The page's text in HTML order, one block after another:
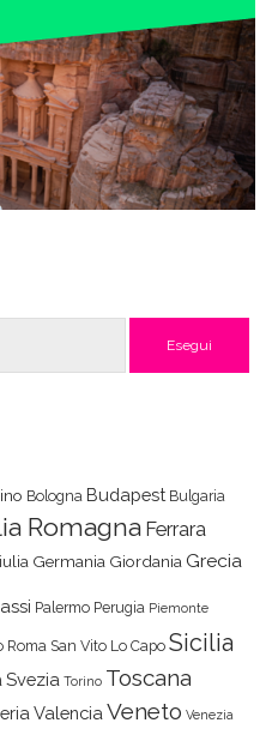
Bologna Budapest Bulgaria
Romagna Ferrara
Germania Giordania Grecia
Palermo Perugia Piemonte
Roma San Vito Lo Capo Sicilia
Svezia Torino Toscana
Valencia Veneto Venezia